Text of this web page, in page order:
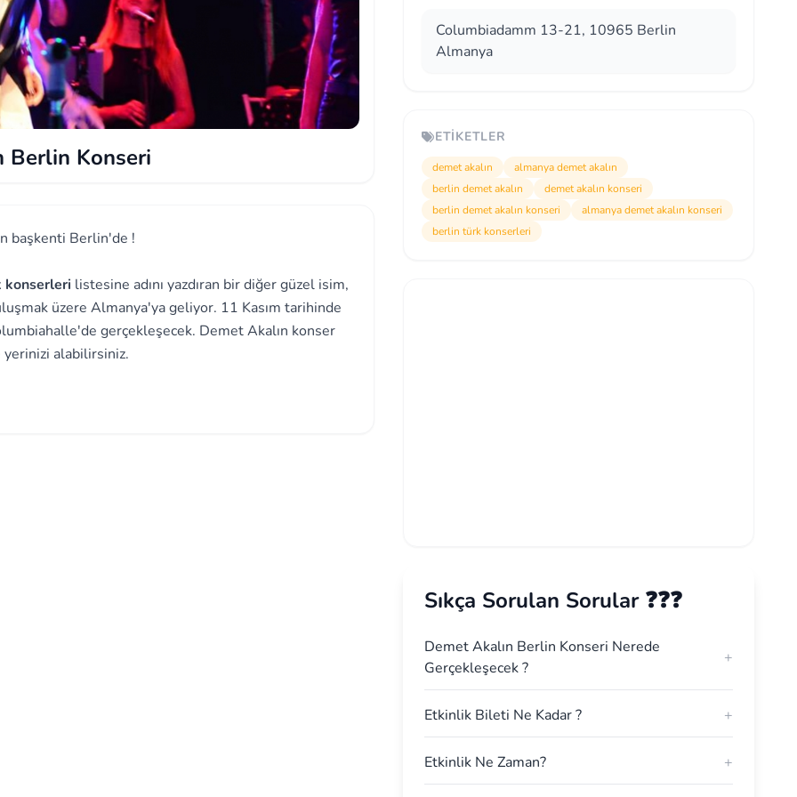
Berlin Konseri
başkenti Berlin'de !
konserleri listesine adını yazdıran bir diğer güzel isim,
üzere Almanya'ya geliyor. 11 Kasım tarihinde
gerçekleşecek. Demet Akalın konser
alabilirsiniz.
Columbiadamm 13-21, 10965 Berlin
Almanya
ETIKETLER
demet akalın
almanya demet akalın
berlin demet akalın
demet akalın konseri
berlin demet akalın konseri
almanya demet akalın konseri
berlin türk konserleri
Sıkça Sorulan Sorular ❓❓❓
Demet Akalın Berlin Konseri Nerede
Gerçekleşecek ?
+
Etkinlik Bileti Ne Kadar ? +
Etkinlik Ne Zaman? +